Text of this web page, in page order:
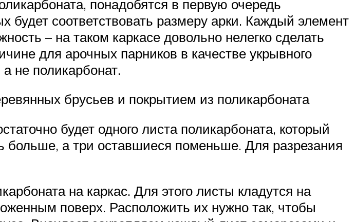
понадобятся в первую очередь
соответствовать размеру арки. Каждый элемент
– на таком каркасе довольно нелегко сделать
для арочных парников в качестве укрывного
не поликарбонат.
брусьев и покрытием из поликарбоната
будет одного листа поликарбоната, который
больше, а три оставшиеся поменьше. Для разрезания
на каркас. Для этого листы кладутся на
поверх. Расположить их нужно так, чтобы